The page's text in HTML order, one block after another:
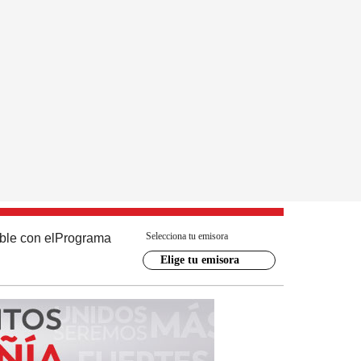
con el Programa Selecciona tu emisora
Elige tu emisora